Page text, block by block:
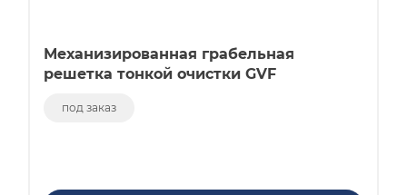
Механизированная грабельная
решетка тонкой очистки GVF
под заказ